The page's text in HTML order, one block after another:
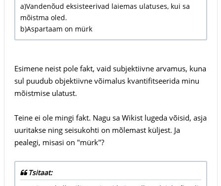
a)Vandenõud eksisteerivad laiemas ulatuses, kui sa
mõistma oled.
b)Aspartaam on mürk
Esimene neist pole fakt, vaid subjektiivne arvamus, kuna
sul puudub objektiivne võimalus kvantifitseerida minu
mõistmise ulatust.
Teine ei ole mingi fakt. Nagu sa Wikist lugeda võisid, asja
uuritakse ning seisukohti on mõlemast küljest. Ja
pealegi, misasi on "mürk"?
Tsitaat: